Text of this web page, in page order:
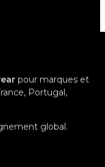
pour marques et
Portugal,
global.